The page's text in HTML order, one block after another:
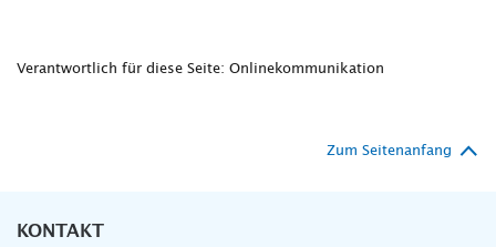
Verantwortlich für diese Seite: Onlinekommunikation
Zum Seitenanfang
KONTAKT